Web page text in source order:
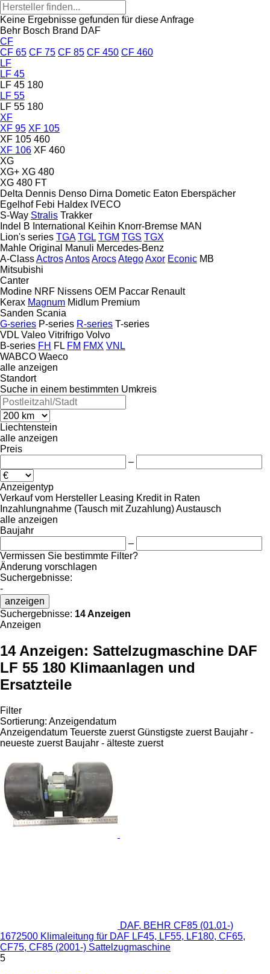
Keine Ergebnisse gefunden für diese Anfrage
Behr Bosch Brand DAF
CF
CF 65 CF 75 CF 85 CF 450 CF 460
LF
LF 45
LF 45 180
LF 55
LF 55 180
XF
XF 95 XF 105
XF 105 460
XF 106 XF 460
XG
XG+ XG 480
XG 480 FT
Delta Dennis Denso Dirna Dometic Eaton Eberspächer
Egelhof Febi Haldex IVECO
S-Way Stralis Trakker
Indel B International Keihin Knorr-Bremse MAN
Lion's series TGA TGL TGM TGS TGX
Mahle Original
Manuli Mercedes-Benz
A-ClassActrosAntosArocsAtegoAxor Econic MB
Mitsubishi
Canter
Modine NRF Nissens OEM Paccar Renault
Kerax Magnum Midlum Premium
Sanden Scania
G-series P-series R-series T-series
VDL Valeo Vitrifrigo Volvo
B-series FH FL FM FMX VNL
WABCO Waeco
alle anzeigen
Standort
Suche in einem bestimmten Umkreis
Liechtenstein
alle anzeigen
Preis
–
Anzeigentyp
Verkauf vom Hersteller Leasing Kredit in Raten
Inzahlungnahme (Tausch mit Zuzahlung)Austausch
alle anzeigen
Baujahr
–
Vermissen Sie bestimmte Filter?
Änderung vorschlagen
Suchergebnisse:
-
anzeigen
Suchergebnisse: 14 Anzeigen
Anzeigen
14 Anzeigen: Sattelzugmaschine DAF
LF 55 180 Klimaanlagen und
Ersatzteile
Filter
Sortierung: Anzeigendatum
Anzeigendatum Teuerste zuerst Günstigste zuerst Baujahr -
neueste zuerst Baujahr - älteste zuerst
DAF, BEHR CF85 (01.01-)
1672500 Klimaleitung für DAF LF45, LF55, LF180, CF65,
CF75, CF85 (2001-) Sattelzugmaschine
5